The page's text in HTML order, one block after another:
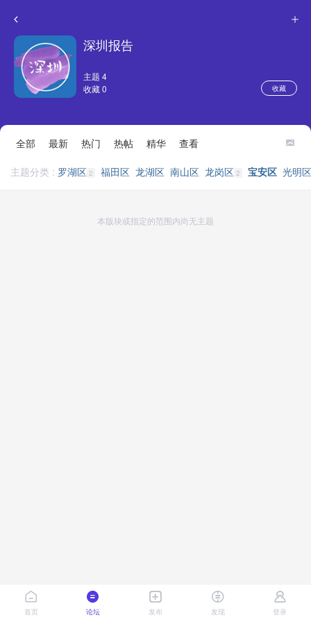
深圳报告
主题 4
收藏 0
收藏
全部 最新 热门 热帖 精华 查看
主题分类 : 罗湖区 2 福田区 龙湖区 南山区 龙岗区 2 宝安区 光明区
本版块或指定的范围内尚无主题
首页 论坛 发布 发现 登录